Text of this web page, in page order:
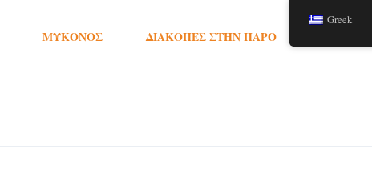
ΜΎΚΟΝΟΣ ΔΙΑΚΟΠΈΣ ΣΤΗΝ ΠΆΡΟ
Greek